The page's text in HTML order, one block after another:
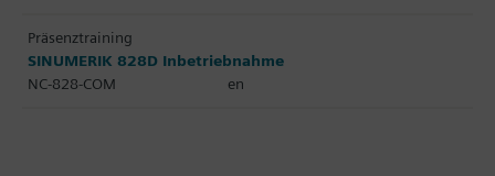
Präsenztraining
SINUMERIK 828D Inbetriebnahme
NC-828-COM
en